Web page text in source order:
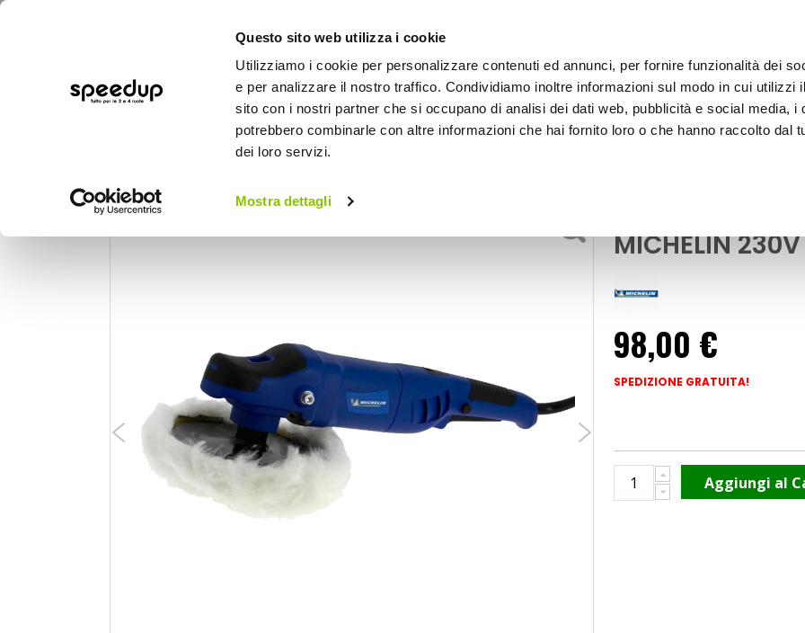
Questo sito web utilizza i cookie
Utilizziamo i cookie per personalizzare contenuti ed annunci, per fornire funzionalità dei
e per analizzare il nostro traffico. Condividiamo inoltre informazioni sul modo in cui utilizzi
sito con i nostri partner che si occupano di analisi dei dati web, pubblicità e social media, i
potrebbero combinarle con altre informazioni che hai fornito loro o che hanno raccolto dal
dei loro servizi.
Mostra dettagli
BICI OUTDOOR
Home
MICHELIN 230V
98,00 €
SPEDIZIONE GRATUITA!
Aggiungi al